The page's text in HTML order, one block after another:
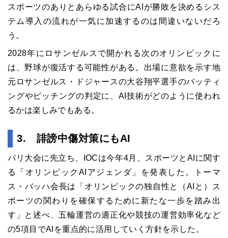
スポーツのありとあらゆる試合にAIが勝敗を決めるシス
テム導入の流れが一気に加速するのは間違いないだろ
う。
2028年にロサンゼルスで開かれる次のオリンピックに
は、野球が復活する可能性がある。出場に意欲を示す地
元ロサンゼルス・ドジャースの大谷翔平選手のバッティ
ングやピッチングの判定に、AI技術がどのように使われ
るかは楽しみでもある。
3. 誹謗中傷対策にもAI
パリ大会に先立ち、IOCは今年4月、スポーツとAIに関す
る「オリンピックAIアジェンダ」を発表した。トーマ
ス・バッハ会長は「オリンピックの独自性と（AIと）ス
ポーツの関わりを確保するために新たな一歩を踏み出
す」と述べ、五輪運営の適正化や競技の運営効率化など
の5項目でAIを重点的に活用していく方針を示した。